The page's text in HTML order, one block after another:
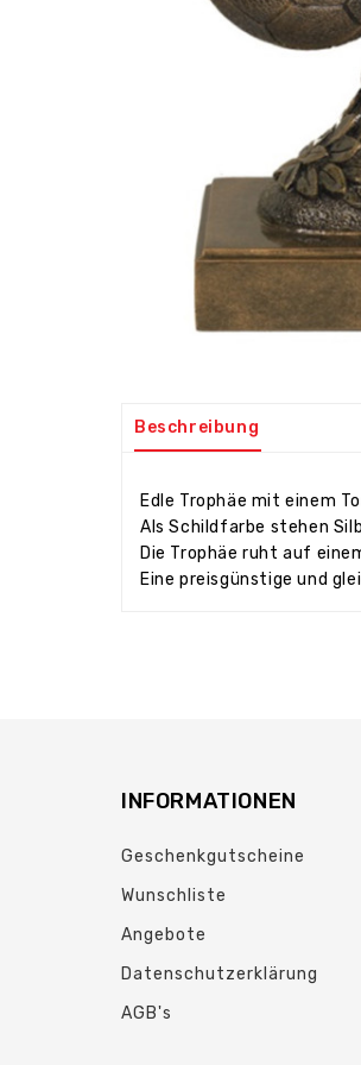
Beschreibung
Edle Trophäe mit einem
Als Schildfarbe stehen
Die Trophäe ruht auf
Eine preisgünstige und
INFORMATIONEN
Geschenkgutscheine
Wunschliste
Angebote
Datenschutzerklärung
AGB's